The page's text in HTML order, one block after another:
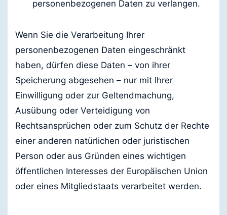
personenbezogenen Daten zu verlangen.
Wenn Sie die Verarbeitung Ihrer
personenbezogenen Daten eingeschränkt
haben, dürfen diese Daten – von ihrer
Speicherung abgesehen – nur mit Ihrer
Einwilligung oder zur Geltendmachung,
Ausübung oder Verteidigung von
Rechtsansprüchen oder zum Schutz der Rechte
einer anderen natürlichen oder juristischen
Person oder aus Gründen eines wichtigen
öffentlichen Interesses der Europäischen Union
oder eines Mitgliedstaats verarbeitet werden.